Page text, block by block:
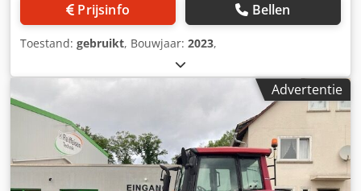
Prijsinfo Bellen
Toestand: gebruikt, Bouwjaar: 2023,
Advertentie